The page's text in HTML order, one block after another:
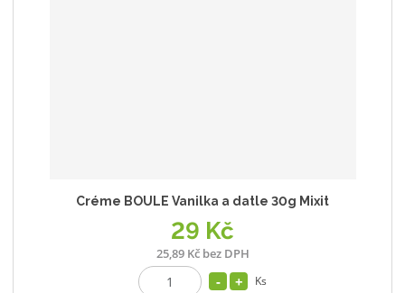
Créme BOULE Vanilka a datle 30g Mixit
29 Kč
25,89 Kč bez DPH
Ks